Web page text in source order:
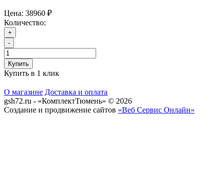
Цена: 38960 ₽
Количество:
+
-
Купить
Купить в 1 клик
О магазине Доставка и оплата
gsh72.ru - «КомплектТюмень» © 2026
Создание и продвижение сайтов «Веб Сервис Онлайн»